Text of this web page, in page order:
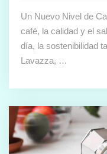
Un Nuevo Nivel de
café, la calidad y el
día, la sostenibilidad
Lavazza, …